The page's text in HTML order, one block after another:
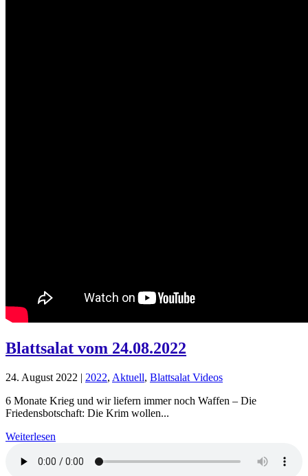
Blattsalat vom 24.08.2022
24. August 2022 | 2022, Aktuell, Blattsalat Videos
6 Monate Krieg und wir liefern immer noch Waffen – Die
Friedensbotschaft: Die Krim wollen...
Weiterlesen